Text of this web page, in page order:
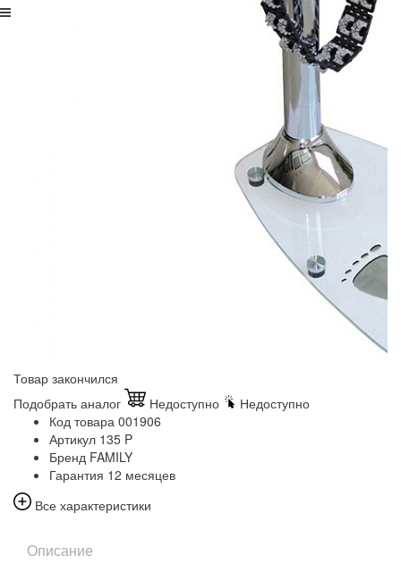
Товар закончился
Подобрать аналог
Недоступно
Недоступно
Код товара 001906
Артикул 135 P
Бренд FAMILY
Гарантия 12 месяцев
Все характеристики
Описание